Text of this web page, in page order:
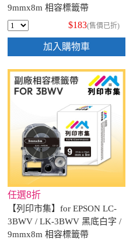
9mmx8m 相容標籤帶
$183(售價已折)
加入購物車
任選8折
【列印市集】for EPSON LC-
3BWV / LK-3BWV 黑底白字 /
9mmx8m 相容標籤帶